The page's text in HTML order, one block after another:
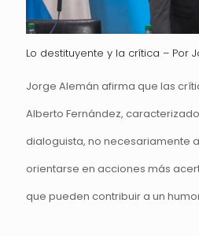
Lo destituyente y la crítica – Por
Jorge Alemán afirma que las
Alberto Fernández,
dialoguista, no necesariamente
orientarse en acciones más
que pueden contribuir a un